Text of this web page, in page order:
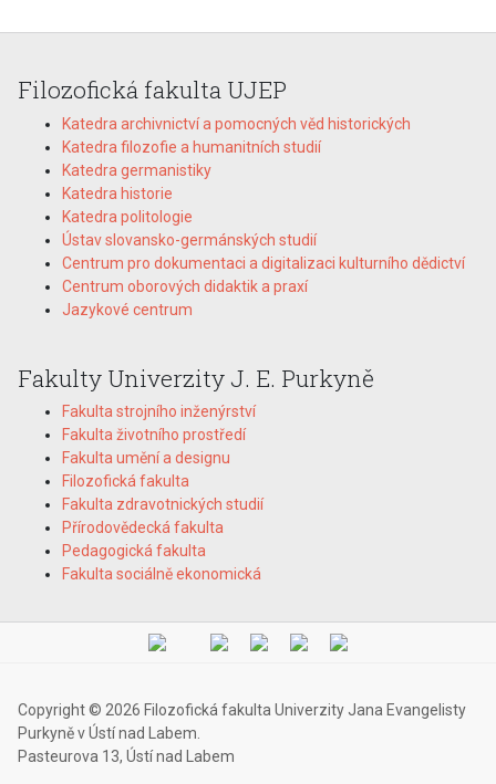
Filozofická fakulta UJEP
Katedra archivnictví a pomocných věd historických
Katedra filozofie a humanitních studií
Katedra germanistiky
Katedra historie
Katedra politologie
Ústav slovansko-germánských studií
Centrum pro dokumentaci a digitalizaci kulturního dědictví
Centrum oborových didaktik a praxí
Jazykové centrum
Fakulty Univerzity J. E. Purkyně
Fakulta strojního inženýrství
Fakulta životního prostředí
Fakulta umění a designu
Filozofická fakulta
Fakulta zdravotnických studií
Přírodovědecká fakulta
Pedagogická fakulta
Fakulta sociálně ekonomická
Copyright © 2026 Filozofická fakulta Univerzity Jana Evangelisty
Purkyně v Ústí nad Labem.
Pasteurova 13, Ústí nad Labem